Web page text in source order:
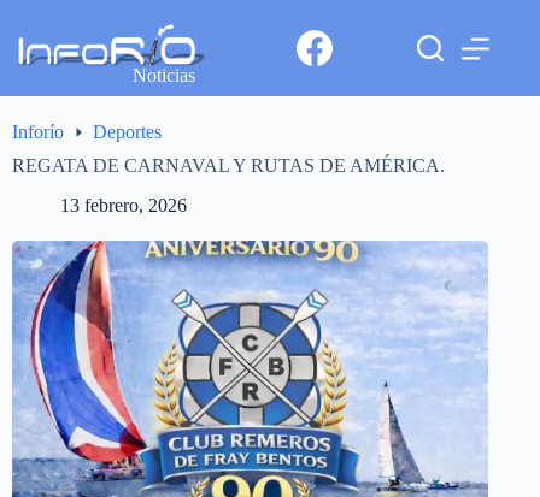
Noticias
Inforío
Deportes
REGATA DE CARNAVAL Y RUTAS DE AMÉRICA.
13 febrero, 2026